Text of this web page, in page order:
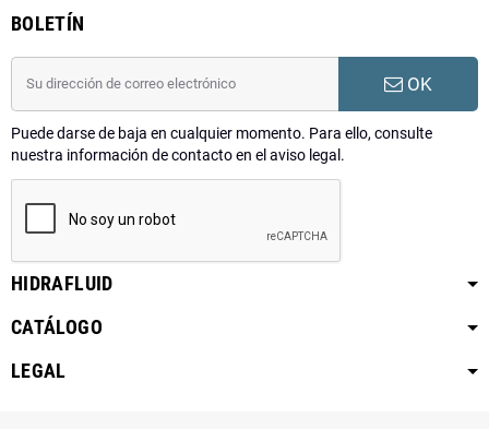
BOLETÍN
OK
Puede darse de baja en cualquier momento. Para ello, consulte
nuestra información de contacto en el aviso legal.
HIDRAFLUID
CATÁLOGO
LEGAL